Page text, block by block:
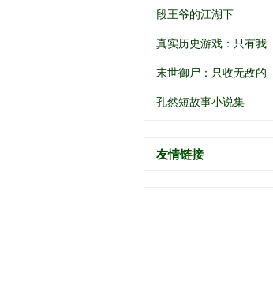
黑道到军阀
段王爷的江湖下
真实历史游戏：只有我
知道剧情
末世御尸：只收无敌的
异种丧尸
孔然短故事小说集
友情链接